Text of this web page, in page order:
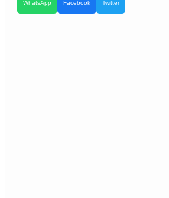
WhatsApp Facebook Twitter